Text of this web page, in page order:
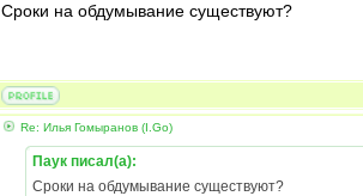
Сроки на обдумывание существуют?
Re: Илья Гомыранов (I.Go)
Паук писал(а):
Сроки на обдумывание существуют?